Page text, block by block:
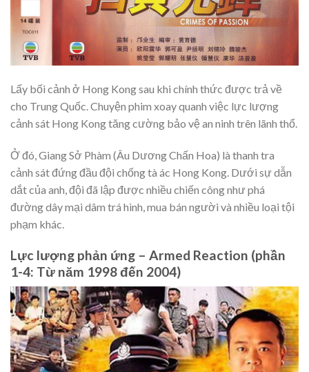
Lấy bối cảnh ở Hong Kong sau khi chính thức được trả về
cho Trung Quốc. Chuyện phim xoay quanh việc lực lượng
cảnh sát Hong Kong tăng cường bảo vệ an ninh trên lãnh thổ.
Ở đó, Giang Sở Phàm (Âu Dương Chấn Hoa) là thanh tra
cảnh sát đứng đầu đội chống tà ác Hong Kong. Dưới sự dẫn
dắt của anh, đội đã lập được nhiều chiến công như phá
đường dây mại dâm trá hình, mua bán người và nhiều loại tội
phạm khác.
Lực lượng phản ứng – Armed Reaction (phần
1-4: Từ năm 1998 đến 2004)